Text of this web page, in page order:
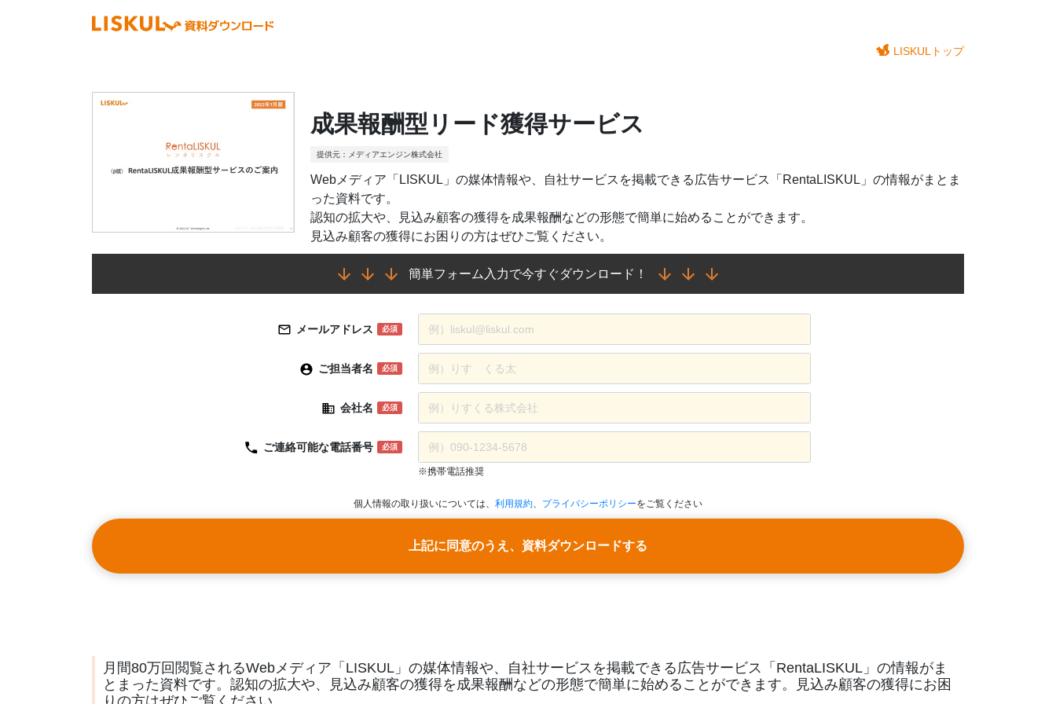
LISKULトップ
成果報酬型リード獲得サービス
提供元：メディアエンジン株式会社
Webメディア「LISKUL」の媒体情報や、自社サービスを掲載できる広告サービス「RentaLISKUL」の情報がまとま
った資料です。
認知の拡大や、見込み顧客の獲得を成果報酬などの形態で簡単に始めることができます。
見込み顧客の獲得にお困りの方はぜひご覧ください。
簡単フォーム入力で今すぐダウンロード！
メールアドレス 必須
ご担当者名 必須
会社名 必須
ご連絡可能な電話番号 必須
※携帯電話推奨
個人情報の取り扱いについては、 利用規約、 プライバシーポリシーをご覧ください
上記に同意のうえ、資料ダウンロードする
月間80万回閲覧されるWebメディア「LISKUL」の媒体情報や、自社サービスを掲載できる広告サービス「RentaLISKUL」の情報がま
とまった資料です。認知の拡大や、見込み顧客の獲得を成果報酬などの形態で簡単に始めることができます。見込み顧客の獲得にお困
りの方はぜひご覧ください。